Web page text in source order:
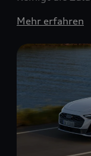
Mehr erfahren